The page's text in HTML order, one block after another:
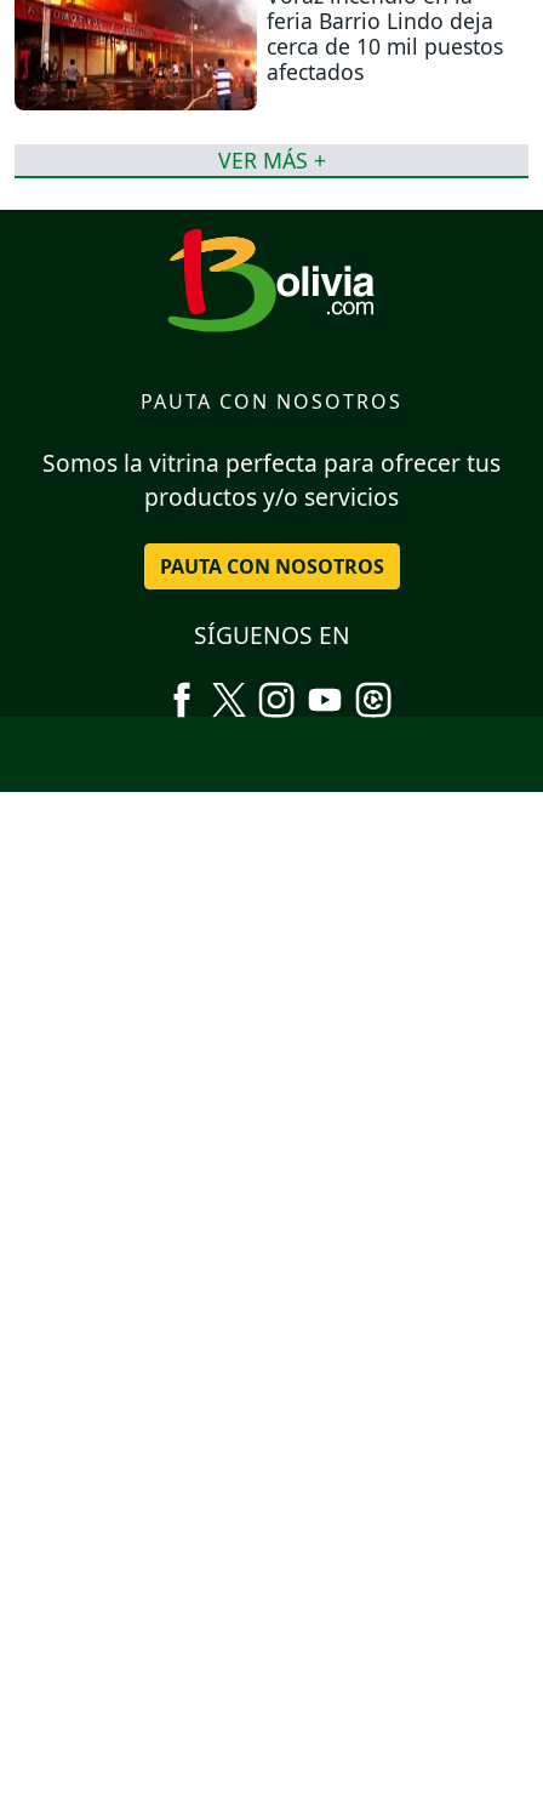
feria Barrio Lindo deja
cerca de 10 mil puestos
afectados
VER MÁS +
PAUTA CON NOSOTROS
Somos la vitrina perfecta para ofrecer tus
productos y/o servicios
PAUTA CON NOSOTROS
SÍGUENOS EN